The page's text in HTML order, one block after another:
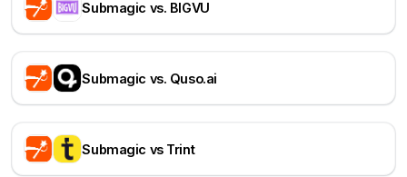
Submagic vs. BIGVU
Submagic vs. Quso.ai
Submagic vs Trint